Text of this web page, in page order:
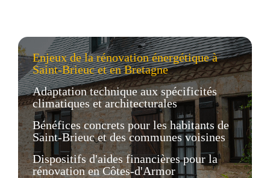
Enjeux de la rénovation énergétique à
Saint-Brieuc et en Bretagne
Adaptation technique aux spécificités
climatiques et architecturales
Bénéfices concrets pour les habitants de
Saint-Brieuc et des communes voisines
Dispositifs d'aides financières pour la
rénovation en Côtes-d'Armor